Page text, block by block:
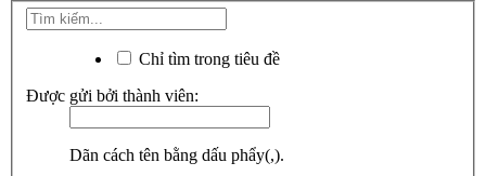
Chỉ tìm trong tiêu đề
Được gửi bởi thành viên:
Dãn cách tên bằng dấu phẩy(,).